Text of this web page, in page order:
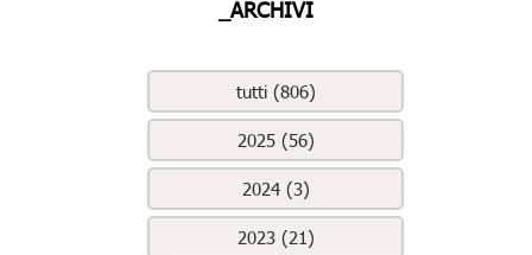
_ARCHIVI
tutti (806)
2025 (56)
2024 (3)
2023 (21)